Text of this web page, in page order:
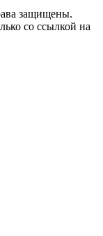
защищены.
со ссылкой на